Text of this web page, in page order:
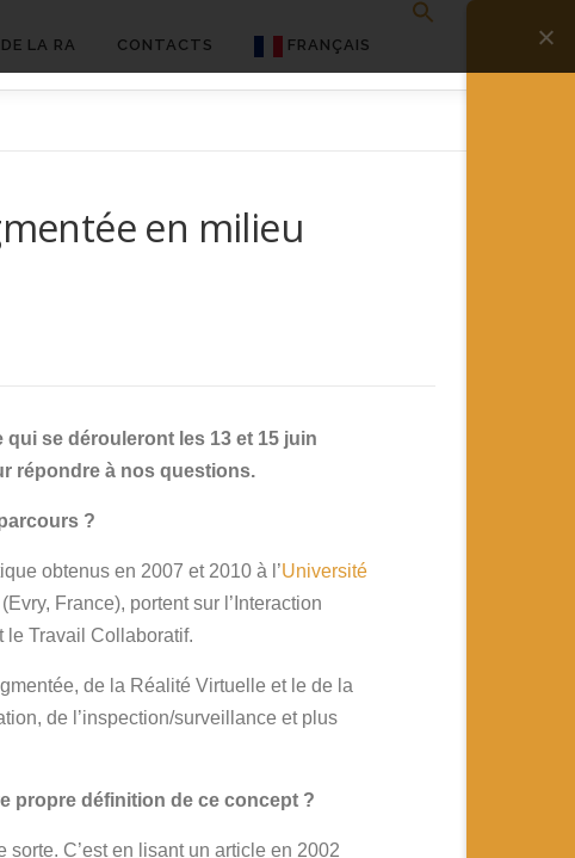
LA RA CONTACTS FRANÇAIS
Deutsch
en milieu
se dérouleront les 13 et 15 juin
répondre à nos questions.
?
obtenus en 2007 et 2010 à l’Université
(Evry, France), portent sur l’Interaction
le Travail Collaboratif.
de la Réalité Virtuelle et le de la
de l’inspection/surveillance et plus
propre définition de ce concept ?
C’est en lisant un article en 2002